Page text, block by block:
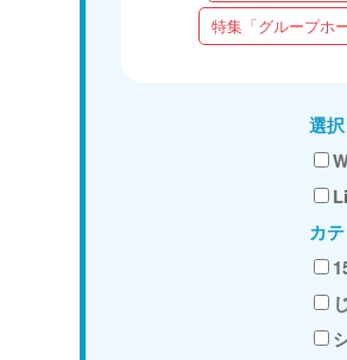
特集「グループホ
選択
カ